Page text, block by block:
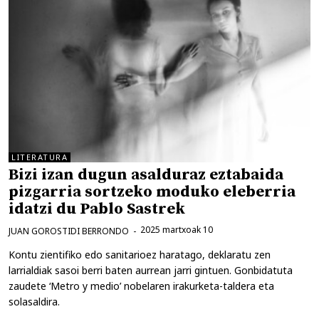
LITERATURA
Bizi izan dugun asalduraz eztabaida
pizgarria sortzeko moduko eleberria
idatzi du Pablo Sastrek
2025 martxoak 10
JUAN GOROSTIDI BERRONDO
Kontu zientifiko edo sanitarioez haratago, deklaratu zen
larrialdiak sasoi berri baten aurrean jarri gintuen. Gonbidatuta
zaudete ‘Metro y medio’ nobelaren irakurketa-taldera eta
solasaldira.